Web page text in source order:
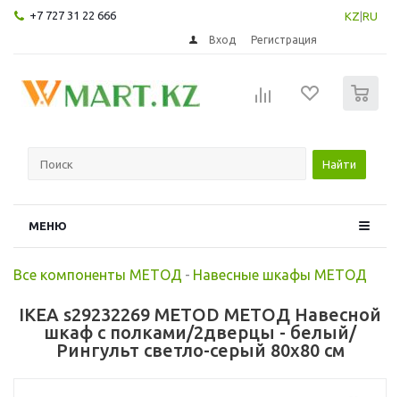
+7 727 31 22 666 KZ RU
Вход Регистрация
Найти
МЕНЮ
Все компоненты МЕТОД - Навесные шкафы МЕТОД
IKEA s29232269 METOD МЕТОД Навесной
шкаф с полками/2дверцы - белый/
Рингульт светло-серый 80x80 см